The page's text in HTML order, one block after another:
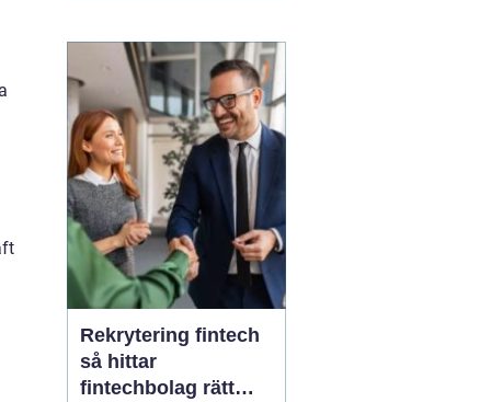
Samtidigt kan en
genomtänkt
Klassförsäljningbli
mycket mer än bara ett
sätt att fylla kassan.
De...
Rekrytering fintech
så hittar
fintechbolag rätt